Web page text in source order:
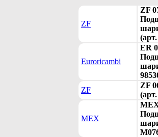
ZF
ZF
Euroricambi
ER
ZF
ZF
MEX